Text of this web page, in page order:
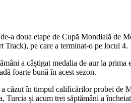
doua etape de Cupă Mondială de
pe care a terminat-o pe locul 4.
a câștigat medalia de aur la
foarte bună în acest sezon.
în timpul calificărilor probei de
și acum trei săptămâni a